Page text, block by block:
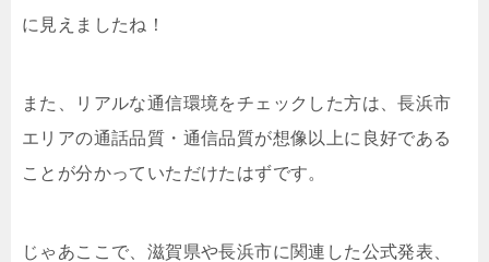
に見えましたね！
また、リアルな通信環境をチェックした方は、長浜市
エリアの通話品質・通信品質が想像以上に良好である
ことが分かっていただけたはずです。
じゃあここで、滋賀県や長浜市に関連した公式発表、